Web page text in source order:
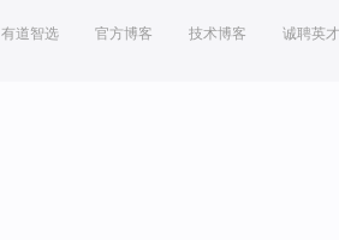
有道智选 官方博客 技术博客 诚聘英才